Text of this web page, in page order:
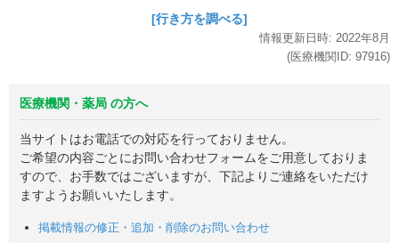
[行き方を調べる]
情報更新日時: 2022年8月
(医療機関ID: 97916)
医療機関・薬局 の方へ
当サイトはお電話での対応を行っておりません。
ご希望の内容ごとにお問い合わせフォームをご用意しておりま
すので、お手数ではございますが、下記よりご連絡をいただけ
ますようお願いいたします。
掲載情報の修正・追加・削除のお問い合わせ